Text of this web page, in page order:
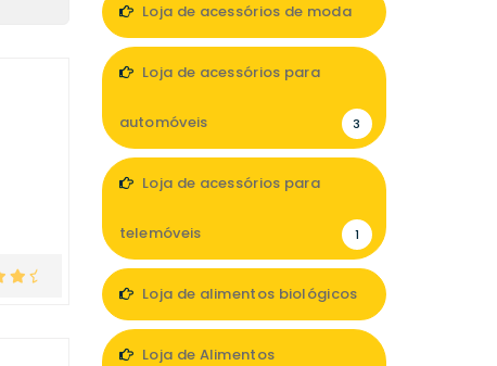
Loja de acessórios de moda
Loja de acessórios para
automóveis 3
Loja de acessórios para
telemóveis 1
Loja de alimentos biológicos
Loja de Alimentos